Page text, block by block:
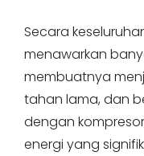
Secara
menawarkan
membuatnya
tahan lama, dan
dengan
energi yang